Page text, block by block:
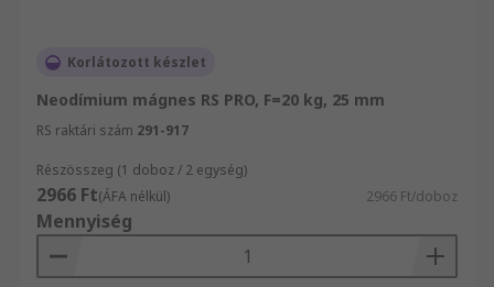
Korlátozott készlet
Neodímium mágnes RS PRO, F=20 kg, 25 mm
RS raktári szám 291-917
Részösszeg (1 doboz / 2 egység)
2966 Ft(ÁFA nélkül) 2966 Ft/doboz
Mennyiség